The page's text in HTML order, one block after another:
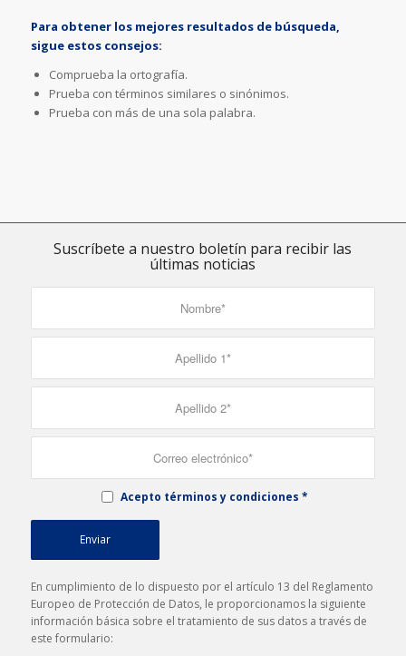
Para obtener los mejores resultados de búsqueda,
sigue estos consejos:
Comprueba la ortografía.
Prueba con términos similares o sinónimos.
Prueba con más de una sola palabra.
Suscríbete a nuestro boletín para recibir las
últimas noticias
Acepto términos y condiciones *
En cumplimiento de lo dispuesto por el artículo 13 del Reglamento
Europeo de Protección de Datos, le proporcionamos la siguiente
información básica sobre el tratamiento de sus datos a través de
este formulario: